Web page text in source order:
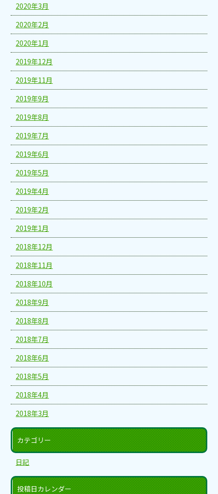
2020年3月
2020年2月
2020年1月
2019年12月
2019年11月
2019年9月
2019年8月
2019年7月
2019年6月
2019年5月
2019年4月
2019年2月
2019年1月
2018年12月
2018年11月
2018年10月
2018年9月
2018年8月
2018年7月
2018年6月
2018年5月
2018年4月
2018年3月
カテゴリー
日記
投稿日カレンダー